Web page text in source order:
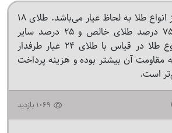
طلای 18 عیار یکی از انواع طلا به لحاظ عیار می‌باشد. طلای 18
عیار معمولا دارای 75 درصد طلای خالص و 25 درصد سایر
فلزات است. این نوع طلا در قیاس با طلای 24 عیار طرفدار
مقاومت آن بیشتر بوده و هزینه پرداخت
است.
1069 بازدید